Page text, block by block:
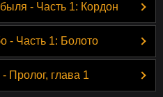
- Часть 1: Кордон
- Часть 1: Болото
Пролог, глава 1